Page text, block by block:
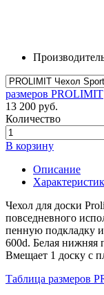
размеров PROLIMIT
13 200 руб.
Количество
В корзину
Описание
Чехол для доски
повседневного
пенную подкладку и
600d. Белая нижняя
Вмещает 1 доску с
Таблица размеров